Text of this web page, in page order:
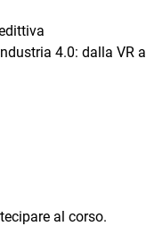
4.0: dalla
al corso.